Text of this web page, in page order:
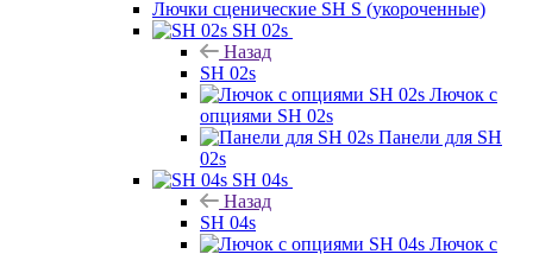
Лючки сценические SH S (укороченные)
SH 02s
Назад
SH 02s
Лючок с
опциями SH 02s
Панели для SH
02s
SH 04s
Назад
SH 04s
Лючок с